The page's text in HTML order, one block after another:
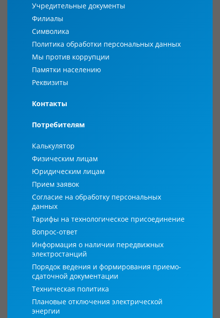
Учредительные документы
Филиалы
Символика
Политика обработки персональных данных
Мы против коррупции
Памятки населению
Реквизиты
Контакты
Потребителям
Калькулятор
Физическим лицам
Юридическим лицам
Прием заявок
Согласие на обработку персональных
данных
Тарифы на технологическое присоединение
Вопрос-ответ
Информация о наличии передвижных
электростанций
Порядок ведения и формирования приемо-
сдаточной документации
Техническая политика
Плановые отключения электрической
энергии